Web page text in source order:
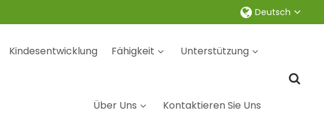
Deutsch
Kindesentwicklung Fähigkeit Unterstützung
Über Uns Kontaktieren Sie Uns